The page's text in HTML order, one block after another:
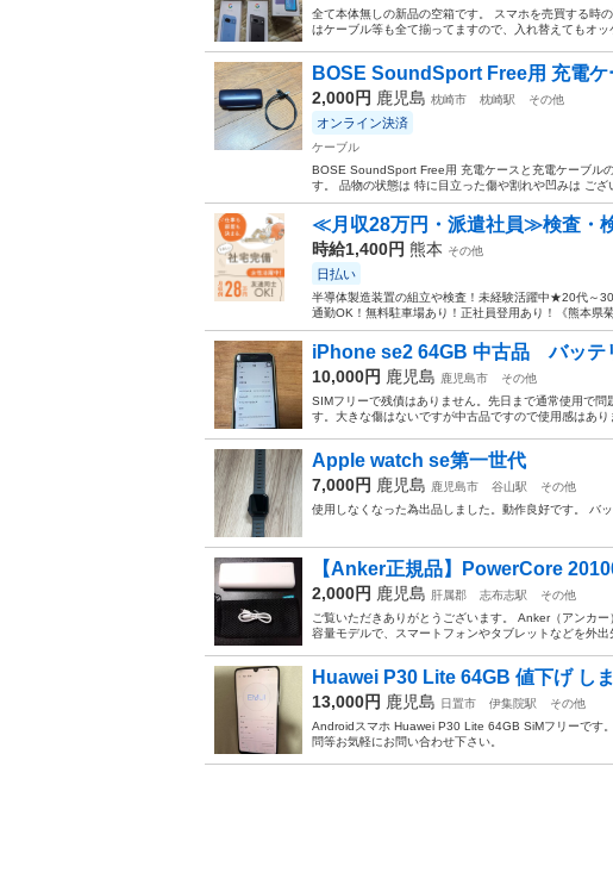
全て本体無しの新品の空箱です。 スマホを売買する時
はケーブル等も全て揃ってますので、入れ替えてもオッ
BOSE SoundSport Free用 充電ケ
2,000円 鹿児島 枕崎市 枕崎駅 その他
オンライン決済
ケーブル
BOSE SoundSport Free用 充電ケースと充電ケーブル
す。 品物の状態は 特に目立った傷や割れや凹みは ござ
≪月収28万円・派遣社員≫検査・
時給1,400円 熊本 その他
日払い
半導体製造装置の組立や検査！未経験活躍中★20代～
通勤OK！無料駐車場あり！正社員登用あり！《熊本県
iPhone se2 64GB 中古品 バッテ
10,000円 鹿児島 鹿児島市
その他
SIMフリーで残債はありません。先日まで通常使用で
す。大きな傷はないですが中古品ですので使用感はあ
Apple watch se第一世代
7,000円 鹿児島 鹿児島市 谷山駅
その他
使用しなくなった為出品しました。動作良好です。 バ
【Anker正規品】PowerCore
2,000円 鹿児島 肝属郡 志布志駅
その他
ご覧いただきありがとうございます。 Anker（アンカ
容量モデルで、スマートフォンやタブレットなどを外出
Huawei P30 Lite 64GB 値下げ しま
13,000円 鹿児島 日置市 伊集院駅
その他
Androidスマホ Huawei P30 Lite 64GB SiMフリーです
問等お気軽にお問い合わせ下さい。